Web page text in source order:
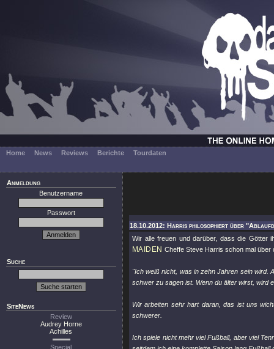
Home News Reviews Berichte Tourdaten
Anmeldung
Benutzername
Passwort
Suche
SiteNews
Review
Audrey Horne
Achilles
Special
18.10.2012: Harris philosophiert über
Wir alle freuen und darüber, dass die Götter
MAIDEN Cheffe Steve Harris schon mal
"Ich weiß nicht, was in zehn Jahren sein wird.
schwer zu sagen ist. Wenn du älter wirst, wird
Wir arbeiten sehr hart daran, das ist uns
schwerer.
Ich spiele nicht mehr viel Fußball, aber viel